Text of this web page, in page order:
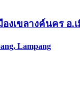
เขลางค์นคร อ.
Lampang